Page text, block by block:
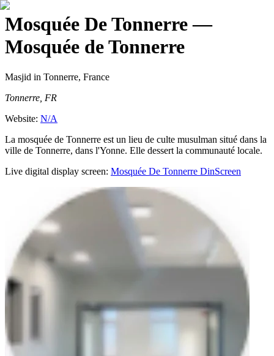
Mosquée De Tonnerre—
Mosquée de Tonnerre
Masjid in Tonnerre, France
Tonnerre, FR
Website: N/A
La mosquée de Tonnerre est un lieu de culte musulman situé dans la
ville de Tonnerre, dans l'Yonne. Elle dessert la communauté locale.
Live digital display screen: Mosquée De Tonnerre DinScreen